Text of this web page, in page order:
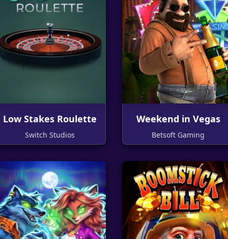
Low Stakes Roulette
Switch Studios
Weekend in Vegas
Betsoft Gaming